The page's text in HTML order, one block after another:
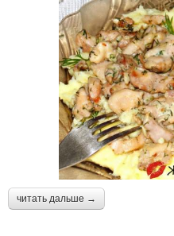
читать дальше →